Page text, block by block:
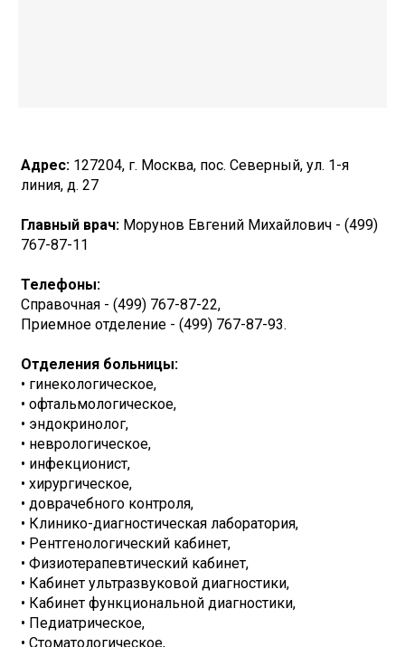
Адрес: 127204, г. Москва, пос. Северный, ул. 1-я
линия, д. 27
Главный врач: Морунов Евгений Михайлович - (499)
767-87-11
Телефоны:
Справочная - (499) 767-87-22,
Приемное отделение - (499) 767-87-93.
Отделения больницы:
• гинекологическое,
• офтальмологическое,
• эндокринолог,
• неврологическое,
• инфекционист,
• хирургическое,
• доврачебного контроля,
• Клинико-диагностическая лаборатория,
• Рентгенологический кабинет,
• Физиотерапевтический кабинет,
• Кабинет ультразвуковой диагностики,
• Кабинет функциональной диагностики,
• Педиатрическое,
• Стоматологическое,